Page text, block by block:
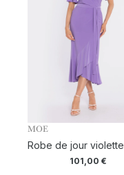
MOE
Robe de jour violette
101,00 €